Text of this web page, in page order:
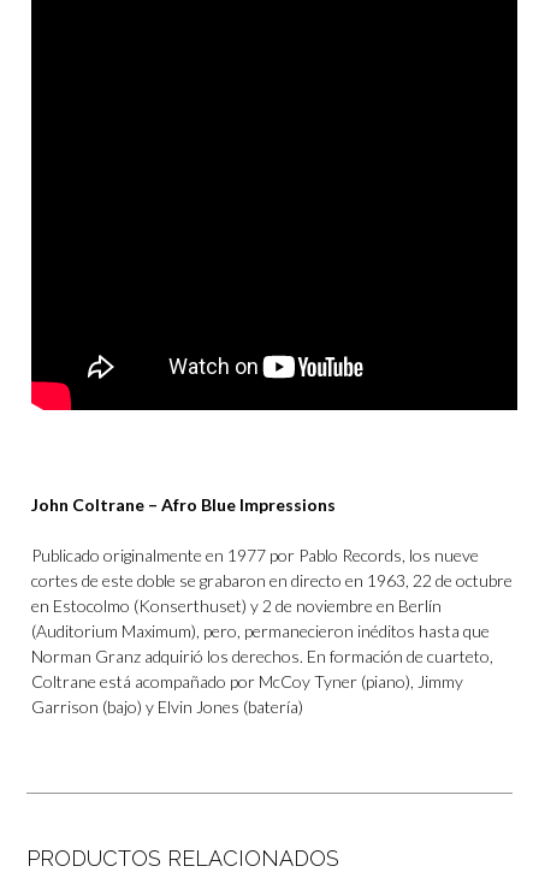
John Coltrane – Afro Blue Impressions
Publicado originalmente en 1977 por Pablo Records, los nueve
cortes de este doble se grabaron en directo en 1963, 22 de octubre
en Estocolmo (Konserthuset) y 2 de noviembre en Berlín
(Auditorium Maximum), pero, permanecieron inéditos hasta que
Norman Granz adquirió los derechos. En formación de cuarteto,
Coltrane está acompañado por McCoy Tyner (piano), Jimmy
Garrison (bajo) y Elvin Jones (batería)
PRODUCTOS RELACIONADOS